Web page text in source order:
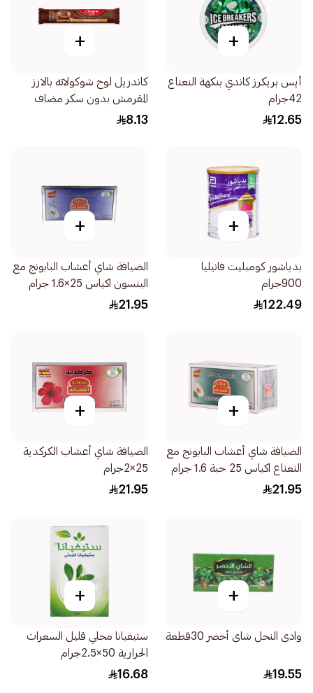
+
أيس بريكرز كاندي بنكهة النعناع
42جرام
12.65
+
كاندريل لوح شوكولاته بالارز
المقرمش بدون سكر مضاف
27جرام
8.13
+
بدياشور كومبليت فانيليا
900جرام
122.49
+
الضيافة شاي أعشاب البابونج مع
الينسون اكياس 25×1.6 جرام
21.95
+
الضيافة شاي أعشاب البابونج مع
النعناع اكياس 25 حبة 1.6 جرام
21.95
+
الضيافة شاي أعشاب الكركدية
25×2جرام
21.95
+
وادى النحل شاى أخضر 30قطعة
19.55
+
ستيفيانا محلي قليل السعرات
الحرارية 50×2.5جرام
16.68